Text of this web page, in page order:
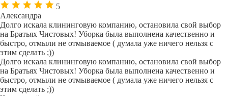
5
Александра
Долго искала клининговую компанию, остановила свой выбор
на Братьях Чистовых! Уборка была выполнена качественно и
быстро, отмыли не отмываемое ( думала уже ничего нельзя с
этим сделать ;))
Долго искала клининговую компанию, остановила свой выбор
на Братьях Чистовых! Уборка была выполнена качественно и
быстро, отмыли не отмываемое ( думала уже ничего нельзя с
этим сделать ;))